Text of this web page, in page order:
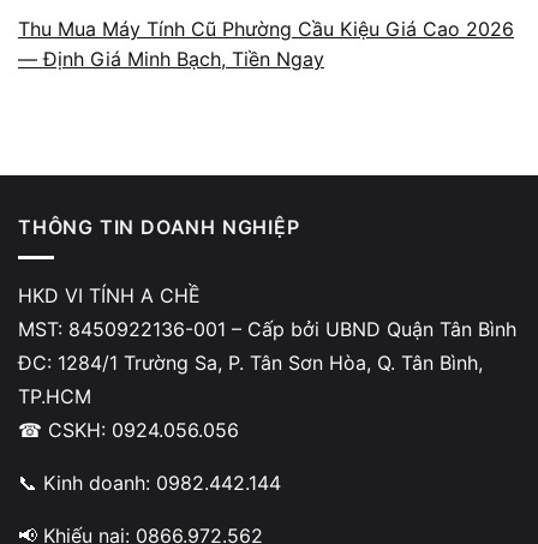
phần cứng, sau đó trích xuất dữ liệu bằng
công cụ chuyên dụng nhằm tối đa tỷ lệ phục
phục dữ liệu
Hỗ trợ ổ cứng HDD/SSD, USB, thẻ nhớ máy
ảnh, ổ cứng di động và các thiết bị lưu trữ
phổ biến khác. Mỗi loại có phương pháp xử
Thu Mua Máy Tính Cũ Phường Cầu Kiệu Giá Cao 2026
— Định Giá Minh Bạch, Tiền Ngay
THÔNG TIN DOANH NGHIỆP
HKD VI TÍNH A CHỀ
MST: 8450922136-001 – Cấp bởi UBND Quận Tân Bình
ĐC: 1284/1 Trường Sa, P. Tân Sơn Hòa, Q. Tân Bình,
TP.HCM
☎ CSKH: 0924.056.056
📞 Kinh doanh: 0982.442.144
📢 Khiếu nại: 0866.972.562